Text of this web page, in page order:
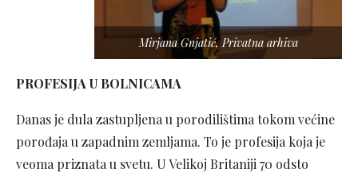
Mirjana Gnjatić, Privatna arhiva
PROFESIJA U BOLNICAMA
Danas je dula zastupljena u porodilištima tokom većine
porođaja u zapadnim zemljama. To je profesija koja je
veoma priznata u svetu. U Velikoj Britaniji 70 odsto